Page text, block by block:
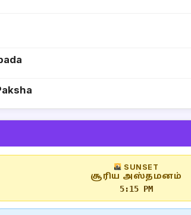
SUNSET
சூரிய அஸ்தமனம்
5:15 PM